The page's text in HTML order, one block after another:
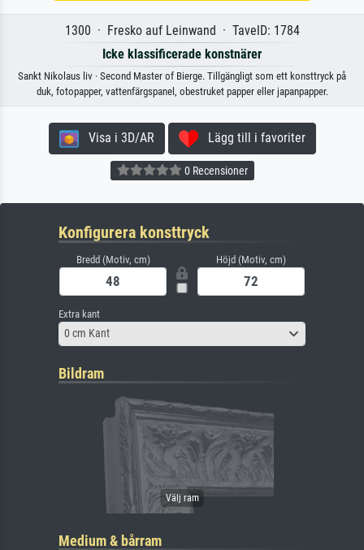
1300 · Fresko auf Leinwand · TavelD: 1784
Icke klassificerade konstnärer
Sankt Nikolaus liv · Second Master of Bierge. Tillgängligt som ett konsttryck på
duk, fotopapper, vattenfärgspanel, obestruket papper eller japanpapper.
Visa i 3D/AR Lägg till i favoriter
0 Recensioner
Konfigurera konsttryck
Bredd (Motiv, cm) Höjd (Motiv, cm)
Extra kant
0 cm Kant
Bildram
Medium & bårram